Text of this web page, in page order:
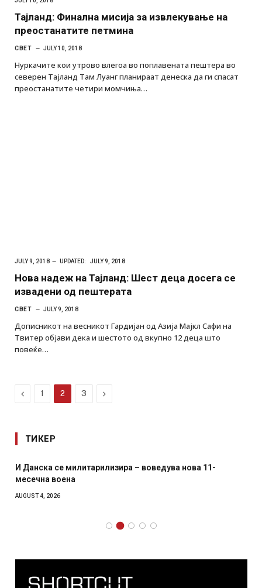
Тајланд: Финална мисија за извлекување на
преостанатите петмина
СВЕТ JULY 10, 2018
Нуркачите кои утрово влегоа во поплавената пештера во
северен Тајланд Там Луанг планираат денеска да ги спасат
преостанатите четири момчиња…
JULY 9, 2018 UPDATED: JULY 9, 2018
Нова надеж на Тајланд: Шест деца досега се
извадени од пештерата
СВЕТ JULY 9, 2018
Дописникот на весникот Гардијан од Азија Мајкл Сафи на
Твитер објави дека и шестото од вкупно 12 деца што
повеќе…
Previous
1 2 3 Next
ТИКЕР
И Данска се милитарилизира – воведува нова 11-
месечна воена
AUGUST 4, 2026